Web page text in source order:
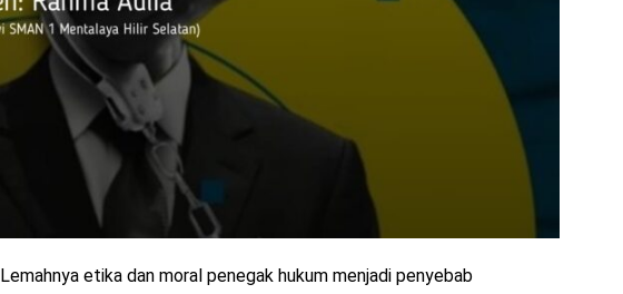
Lemahnya etika dan moral penegak hukum menjadi penyebab